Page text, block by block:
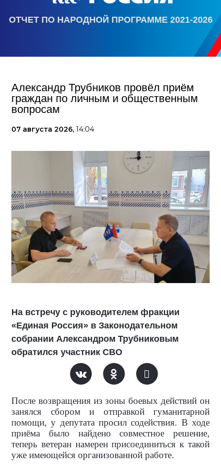
ОТЧЕТ ПО НАРОДНОЙ ПРОГРАММЕ 2021-2026
Александр Трубников провёл приём
граждан по личным и общественным
вопросам
07 августа 2026, 14:04
На встречу с руководителем фракции
«Единая Россия» в Законодательном
собрании Александром Трубниковым
обратился участник СВО
После возвращения из зоны боевых действий он
занялся сбором и отправкой гуманитарной
помощи, у депутата просил содействия. В ходе
приёма было найдено совместное решение,
теперь ветеран намерен присоединиться к такой
уже имеющейся организованной работе.